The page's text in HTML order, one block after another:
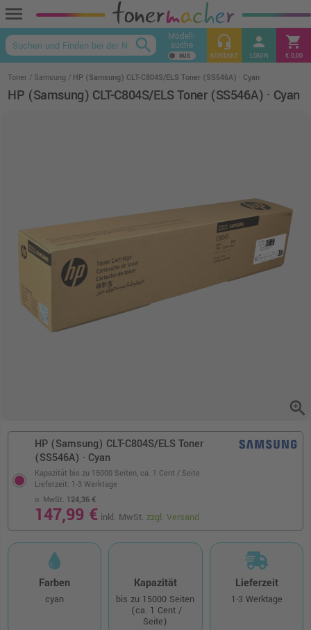
menu
keyboard_arrow_up
search Modell-
suche headset_mic
KONTAKT
person
LOGIN
shopping_cart
€ 0,00
Toner Samsung HP (Samsung) CLT-C804S/ELS Toner (SS546A) · Cyan
HP (Samsung) CLT-C804S/ELS Toner (SS546A) · Cyan
zoom_in
HP (Samsung) CLT-C804S/ELS Toner
(SS546A) · Cyan
Kapazität bis zu 15000 Seiten, ca. 1 Cent / Seite
o. MwSt. 124,36 €
147,99 € inkl. MwSt.zzgl. Versand
Lieferzeit: 1-3 Werktage
Farben
cyan
Kapazität
bis zu 15000 Seiten
(ca. 1 Cent /
Seite)
Lieferzeit
1-3 Werktage